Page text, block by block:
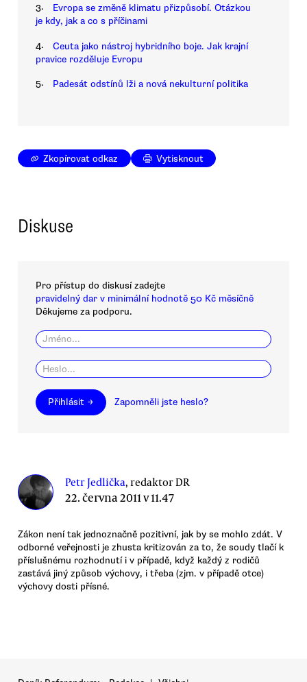
3.
Evropa se změně klimatu přizpůsobí. Otázkou
je kdy, jak a co s příčinami
4.
Ceuta jako nástroj hybridního boje. Jak krajní
pravice rozděluje Evropu
5. Padesát odstínů lži a nová nekulturní politika
Zkopírovat odkaz Vytisknout
Diskuse
Pro přístup do diskusí zadejte
pravidelný dar v minimální hodnotě 50 Kč měsíčně
Děkujeme za podporu.
Přihlásit → Zapomněli jste heslo?
Petr Jedlička, redaktor DR
22. června 2011 v 11.47
Zákon není tak jednoznačně pozitivní, jak by se mohlo zdát. V
odborné veřejnosti je zhusta kritizován za to, že soudy tlačí k
příslušnému rozhodnutí i v případě, když každý z rodičů
zastává jiný způsob výchovy, i třeba (zjm. v případě otce)
výchovy dosti přísné.